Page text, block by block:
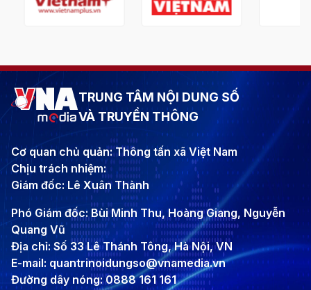
TRUNG TÂM NỘI DUNG SỐ
VÀ TRUYỀN THÔNG
Cơ quan chủ quản: Thông tấn xã Việt Nam
Chịu trách nhiệm:
Giám đốc: Lê Xuân Thành
Phó Giám đốc: Bùi Minh Thu, Hoàng Giang, Nguyễn
Quang Vũ
Địa chỉ: Số 33 Lê Thánh Tông, Hà Nội, VN
E-mail: quantrinoidungso@vnamedia.vn
Đường dây nóng: 0888 161 161